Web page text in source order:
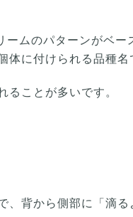
ームのパターンがベ
に付けられる品種名
ことが多いです。
背から側部に「滴